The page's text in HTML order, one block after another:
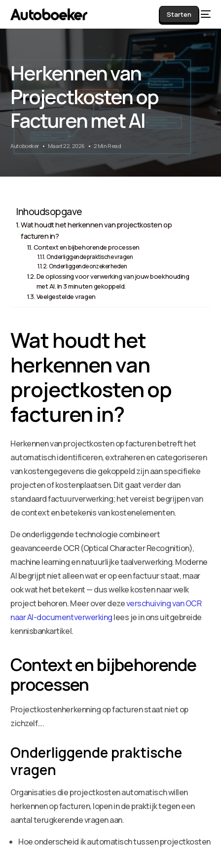
Starten
Herkennen van
Projectkosten op
Facturen met AI
Autoboeker Maart 22, 2026 2 Min Read
Inhoudsopgave
Wat houdt het herkennen van projectkosten op
facturen in?
Context en bijbehorende processen
Onderliggende praktische vragen
Onderliggende onzekerheden
De oplossing voor verwerking van jouw boekhouding
met AI. In 3 minuten gekoppeld.
Veelgestelde vragen
Wat houdt het
herkennen van
projectkosten op
facturen in?
Herkennen van projectkosten op facturen betreft het
automatisch identificeren, extraheren en categoriseren
van kostengegevens die gekoppeld zijn aan specifieke
projecten of kostenplaatsen. Dit gaat verder dan
standaard factuurverwerking; het vereist begrijpen van
de context en betekenis van kostenelementen.
De onderliggende technologie combineert
geavanceerde OCR (Optical Character Recognition),
machine learning en natuurlijke taalverwerking. Moderne
AI begrijpt niet alleen wat er op een factuur staat, maar
ook wat het betekent — dus welke kosten naar welk
project behoren. Meer over dezeverschuiving van OCR
naar AI-documentverwerkinglees je in ons uitgebreide
kennisbankartikel.
Context en bijbehorende
processen
Projectkostenherkenning op facturen staat niet op
zichzelf….
Onderliggende praktische
vragen
Organisaties die projectkosten automatisch willen
herkennen op facturen, lopen in de praktijk tegen een
aantal terugkerende vragen aan.
Hoe onderscheid ik automatisch tussen projectkosten